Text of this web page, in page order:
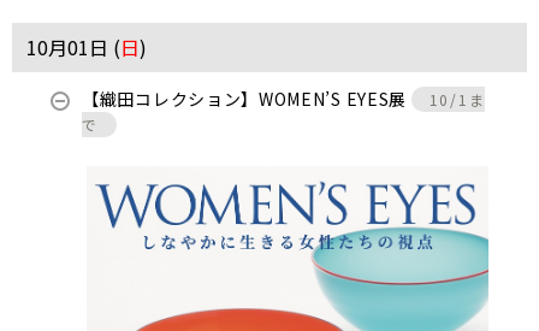
10月01日 (日)
【織田コレクション】WOMEN’S EYES展
10/1ま
で